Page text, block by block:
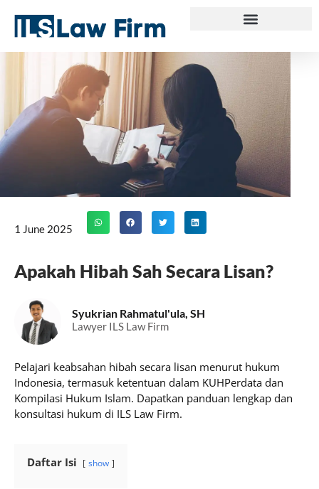
content
1 June 2025
Apakah Hibah Sah Secara Lisan?
Syukrian Rahmatul'ula, SH
Lawyer ILS Law Firm
Pelajari keabsahan hibah secara lisan menurut hukum
Indonesia, termasuk ketentuan dalam KUHPerdata dan
Kompilasi Hukum Islam. Dapatkan panduan lengkap dan
konsultasi hukum di ILS Law Firm.
Daftar Isi show